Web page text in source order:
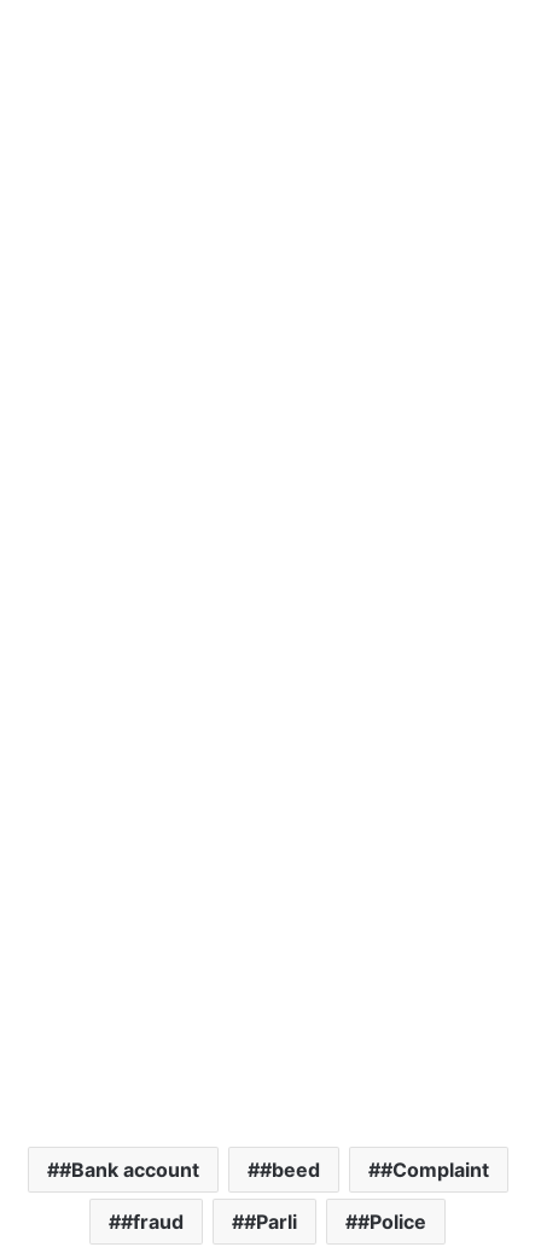
#Bank account #beed #Complaint
#fraud #Parli #Police